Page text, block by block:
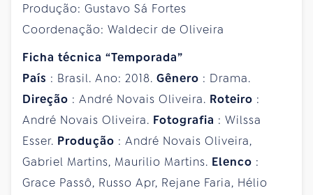
Produção: Gustavo Sá Fortes
Coordenação: Waldecir de Oliveira
Ficha técnica “Temporada”
País : Brasil. Ano: 2018. Gênero : Drama.
Direção : André Novais Oliveira. Roteiro :
André Novais Oliveira. Fotografia : Wilssa
Esser. Produção : André Novais Oliveira,
Gabriel Martins, Maurilio Martins. Elenco :
Grace Passô, Russo Apr, Rejane Faria, Hélio